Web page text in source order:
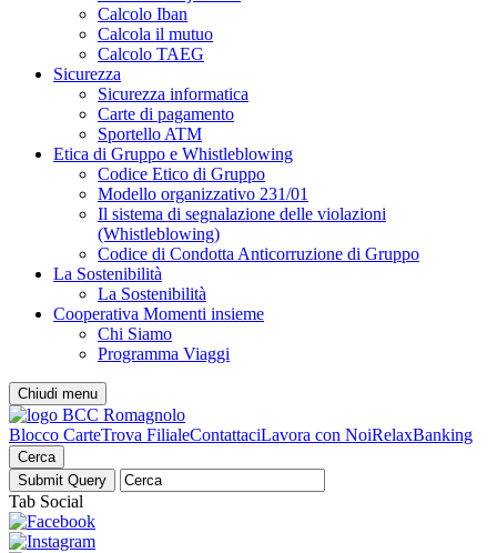
Calcolo Iban
Calcola il mutuo
Calcolo TAEG
Sicurezza
Sicurezza informatica
Carte di pagamento
Sportello ATM
Etica di Gruppo e Whistleblowing
Codice Etico di Gruppo
Modello organizzativo 231/01
Il sistema di segnalazione delle violazioni
(Whistleblowing)
Codice di Condotta Anticorruzione di Gruppo
La Sostenibilità
La Sostenibilità
Cooperativa Momenti insieme
Chi Siamo
Programma Viaggi
Chiudi menu
Blocco CarteTrova FilialeContattaciLavora con NoiRelaxBanking
Cerca
Tab Social